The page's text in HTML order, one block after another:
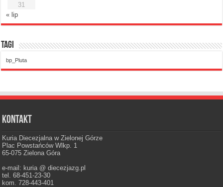
31
« lip
Tagi
bp_Pluta
Kontakt
Kuria Diecezjalna w Zielonej Górze
Plac Powstańców Wlkp. 1
65-075 Zielona Góra
e-mail: kuria @ diecezjazg.pl
tel. 68-451-23-30
kom. 728-443-401